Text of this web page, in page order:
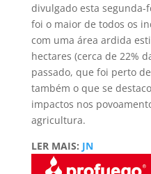
divulgado esta
foi o maior de todos os
com uma área ardida
hectares (cerca de 22%
passado, que foi perto
também o que se
impactos nos
agricultura.
LER MAIS: JN